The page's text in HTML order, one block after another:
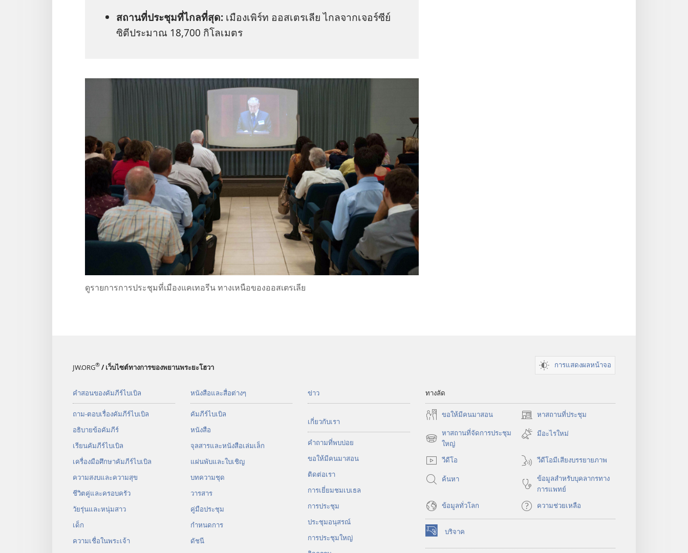
สถาน​ที่​ประชุม​ที่​ไกล​ที่​สุด:เมือง​เพิร์ท ออสเตรเลีย ไกล​จาก​เจอร์ซีย์
ซิตี​ประมาณ 18,700 กิโลเมตร
ดู​รายการ​การ​ประชุม​ที่​เมือง​แคเทอรีน ทาง​เหนือ​ของ​ออสเตรเลีย
JW.ORG® / เว็บไซต์ทางการของพยานพระยะโฮวา การแสดงผลหน้าจอ
คำสอนของคัมภีร์ไบเบิล
ถาม-ตอบเรื่องคัมภีร์ไบเบิล
อธิบายข้อคัมภีร์
เรียนคัมภีร์ไบเบิล
เครื่องมือศึกษาคัมภีร์ไบเบิล
ความสงบและความสุข
ชีวิตคู่และครอบครัว
วัยรุ่น​และ​หนุ่ม​สาว
เด็ก
ความเชื่อในพระเจ้า
หนังสือและสื่อต่างๆ
คัมภีร์​ไบเบิล
หนังสือ
จุลสาร​และ​หนังสือ​เล่ม​เล็ก
แผ่น​พับ​และ​ใบ​เชิญ
บทความ​ชุด
วารสาร
คู่มือ​ประชุม
กำหนด​การ
ดัชนี
ข่าว
เกี่ยว​กับ​เรา
คำถามที่พบบ่อย
ขอ​ให้​มี​คน​มา​สอน
ติด​ต่อ​เรา
การ​เยี่ยม​ชม​เบเธล
การประชุม
ประชุมอนุสรณ์
การประชุมใหญ่
ทางลัด
ขอ​ให้​มี​คน​มา​สอน หาสถานที่ประชุม
(เปิด
หน้าต่าง
ใหม่)
หาสถานที่จัดการประชุม
ใหญ่
(เปิด
ใหม่)
มีอะไรใหม่
วีดีโอ วีดีโอมีเสียงบรรยายภาพ
ค้นหา
ข้อมูล​สำหรับ​บุคลากร​ทาง​
การ​แพทย์
ข้อมูล​ทั่ว​โลก
ความช่วยเหลือ
บริจาค
(เปิด
หน้าต่าง